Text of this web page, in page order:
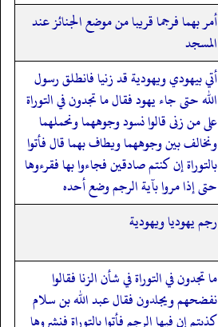
أمر بهما فرجما قريبا من موضع الجنائز عند
المسجد
أتي بيهودي ويهودية قد زنيا فانطلق رسول
الله حتى جاء يهود فقال ما تجدون في التوراة
على من زنى قالوا نسود وجوههما ونحملهما
ونخالف بين وجوههما ويطاف بهما قال فأتوا
بالتوراة إن كنتم صادقين فجاءوا بها فقرءوها
حتى إذا مروا بآية الرجم وضع أحده
رجم يهوديا ويهودية
ما تجدون في التوراة في شأن الزنا فقالوا
نفضحهم ويجلدون فقال عبد الله بن سلام
كذبتم إن فيها الرجم فأتوا بالتوراة فنشروها